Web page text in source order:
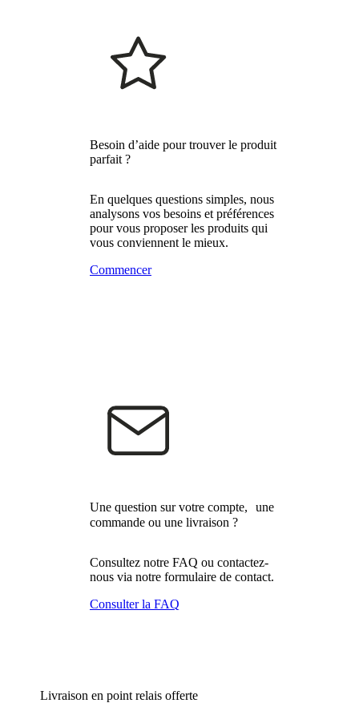
Besoin d’aide pour trouver le produit
parfait ?
En quelques questions simples, nous
analysons vos besoins et préférences
pour vous proposer les produits qui
vous conviennent le mieux.
Commencer
Une question sur votre compte, une
commande ou une livraison ?
Consultez notre FAQ ou contactez-
nous via notre formulaire de contact.
Consulter la FAQ
Livraison en point relais offerte